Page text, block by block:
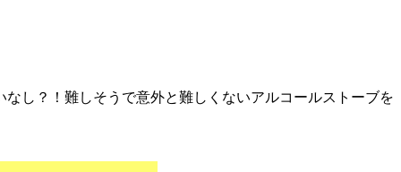
し？！難しそうで意外と難しくないアルコールストーブを